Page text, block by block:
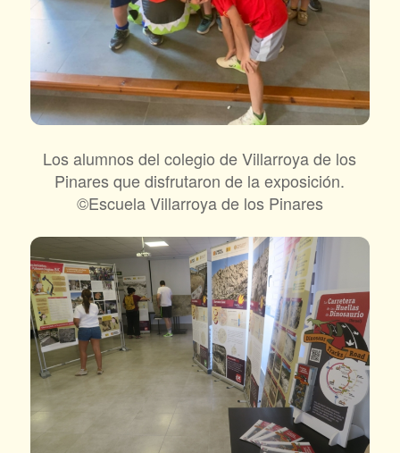
Los alumnos del colegio de Villarroya de los
Pinares que disfrutaron de la exposición.
©Escuela Villarroya de los Pinares